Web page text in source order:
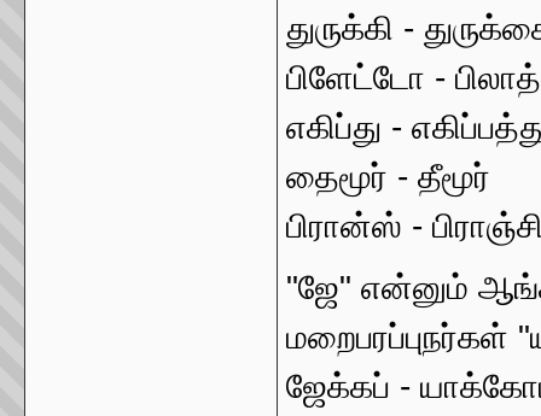
துருக்கி -
பிளேட்டோ -
எகிப்து -
தைமூர் - தீமூர்
பிரான்ஸ் -
"ஜே" என்னும்
ஜேக்கப் -